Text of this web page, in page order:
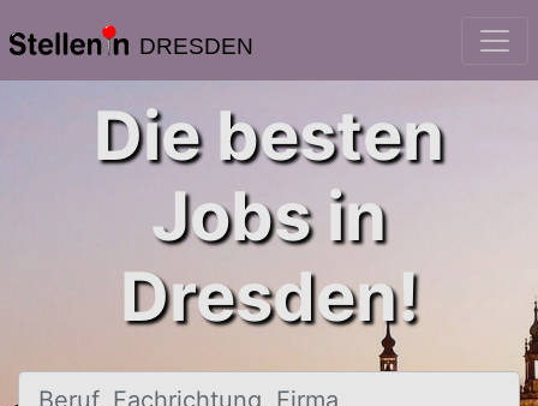
DRESDEN
Die besten
Jobs in
Dresden!
Beruf, Fachrichtung, Firma